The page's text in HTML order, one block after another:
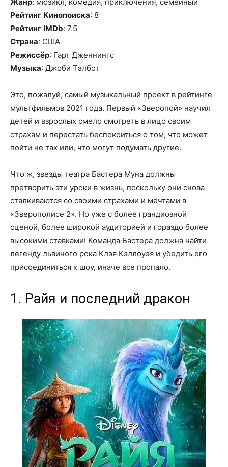
Рейтинг Кинопоиска: 8
Рейтинг IMDb: 7.5
Страна: США
Режиссёр: Гарт Дженнингс
Музыка: Джоби Тэлбот
Это, пожалуй, самый музыкальный проект в рейтинге
мультфильмов 2021 года. Первый «Зверопой» научил
детей и взрослых смело смотреть в лицо своим
страхам и перестать беспокоиться о том, что может
пойти не так или, что могут подумать другие.
Что ж, звезды театра Бастера Муна должны
претворить эти уроки в жизнь, поскольку они снова
сталкиваются со своими страхами и мечтами в
«Зверополисе 2». Но уже с более грандиозной
сценой, более широкой аудиторией и гораздо более
высокими ставками! Команда Бастера должна найти
легенду львиного рока Клэя Кэллоуэя и убедить его
присоединиться к шоу, иначе все пропало.
1. Райя и последний дракон